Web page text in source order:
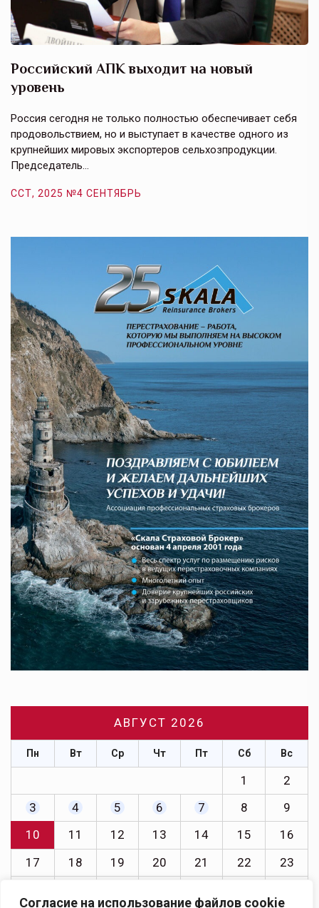
Согласие на использование файлов cookie
Российский АПК выходит на новый
уровень
Россия сегодня не только полностью обеспечивает себя
продовольствием, но и выступает в качестве одного из
крупнейших мировых экспортеров сельхозпродукции.
Председатель…
ССТ, 2025 №4 СЕНТЯБРЬ
АВГУСТ 2026
Пн Вт Ср Чт Пт Сб Вс
1
2
3
4 5 6 7 8
9
10
11 12 13 14 15
16
17
18 19 20 21 22
23